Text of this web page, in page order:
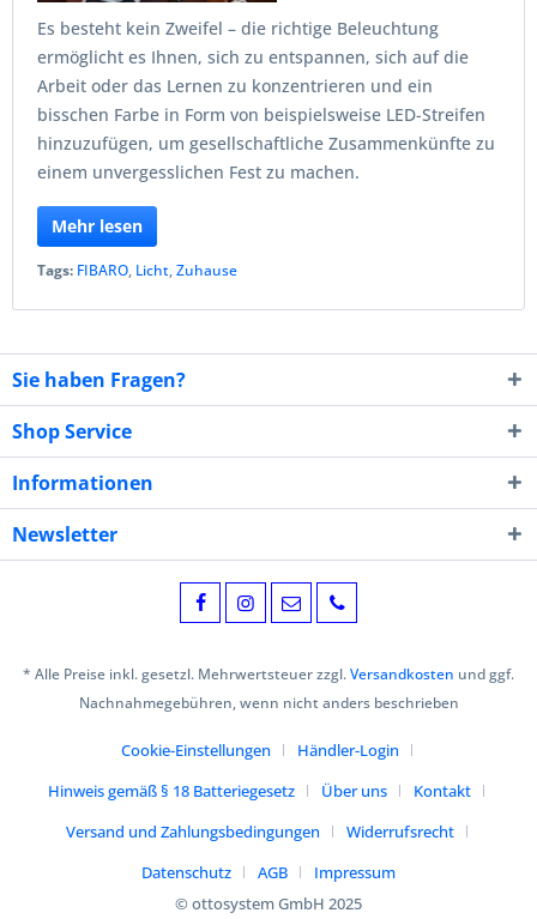
Es besteht kein Zweifel – die richtige Beleuchtung
ermöglicht es Ihnen, sich zu entspannen, sich auf die
Arbeit oder das Lernen zu konzentrieren und ein
bisschen Farbe in Form von beispielsweise LED-Streifen
hinzuzufügen, um gesellschaftliche Zusammenkünfte zu
einem unvergesslichen Fest zu machen.
Mehr lesen
Tags: FIBARO, Licht,Zuhause
Sie haben Fragen?
Shop Service
Informationen
Newsletter
* Alle Preise inkl. gesetzl. Mehrwertsteuer zzgl.Versandkosten und ggf.
Nachnahmegebühren, wenn nicht anders beschrieben
Cookie-Einstellungen
Händler-Login
Hinweis gemäß § 18 Batteriegesetz
Über uns
Kontakt
Versand und Zahlungsbedingungen
Widerrufsrecht
Datenschutz
AGB
Impressum
© ottosystem GmbH 2025